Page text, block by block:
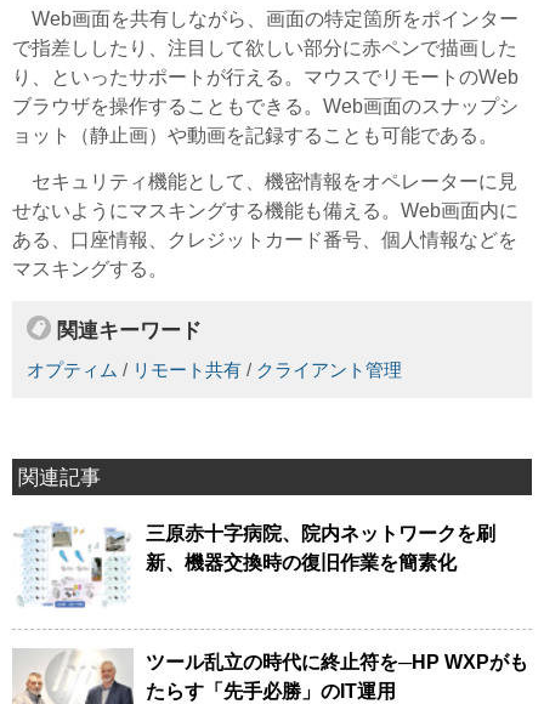
Web画面を共有しながら、画面の特定箇所をポインター
で指差ししたり、注目して欲しい部分に赤ペンで描画した
り、といったサポートが行える。マウスでリモートのWeb
ブラウザを操作することもできる。Web画面のスナップシ
ョット（静止画）や動画を記録することも可能である。
セキュリティ機能として、機密情報をオペレーターに見
せないようにマスキングする機能も備える。Web画面内に
ある、口座情報、クレジットカード番号、個人情報などを
マスキングする。
関連キーワード
オプティム / リモート共有 / クライアント管理
関連記事
三原赤十字病院、院内ネットワークを刷
新、機器交換時の復旧作業を簡素化
ツール乱立の時代に終止符を─HP WXPがも
たらす「先手必勝」のIT運用